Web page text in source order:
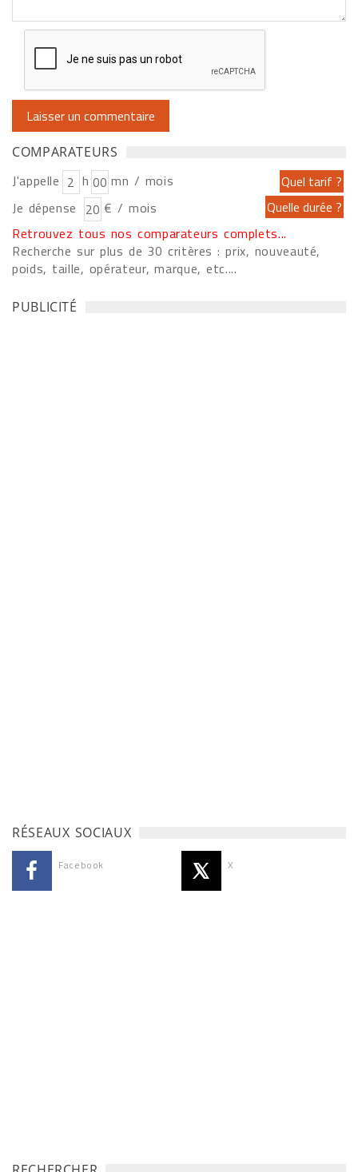
COMPARATEURS
J'appelle h
mn / mois
Je dépense
€ / mois
Retrouvez tous nos comparateurs complets...
Recherche sur plus de 30 critères : prix, nouveauté,
poids, taille, opérateur, marque, etc....
PUBLICITÉ
RÉSEAUX SOCIAUX
Facebook X